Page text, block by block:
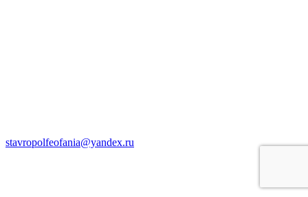
stavropolfeofania@yandex.ru